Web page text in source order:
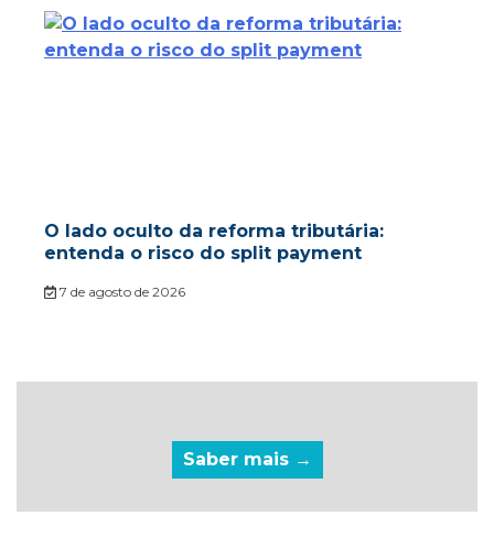
O lado oculto da reforma tributária:
entenda o risco do split payment
7 de agosto de 2026
Saber mais →